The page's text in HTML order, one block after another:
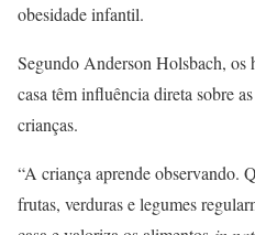
obesidade infantil.
Segundo Anderson Holsbach, os
casa têm influência direta sobre
crianças.
“A criança aprende observando.
frutas, verduras e legumes